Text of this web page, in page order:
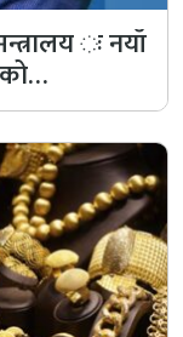
ः नयाँ